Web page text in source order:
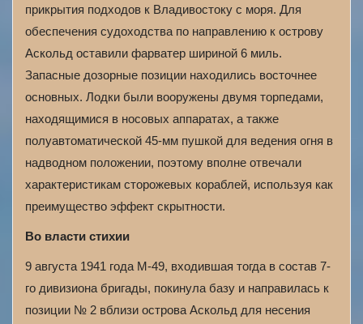
прикрытия подходов к Владивостоку с моря. Для
обеспечения судоходства по направлению к острову
Аскольд оставили фарватер шириной 6 миль.
Запасные дозорные позиции находились восточнее
основных. Лодки были вооружены двумя торпедами,
находящимися в носовых аппаратах, а также
полуавтоматической 45-мм пушкой для ведения огня в
надводном положении, поэтому вполне отвечали
характеристикам сторожевых кораблей, используя как
преимущество эффект скрытности.
Во власти стихии
9 августа 1941 года М-49, входившая тогда в состав 7-
го дивизиона бригады, покинула базу и направилась к
позиции № 2 вблизи острова Аскольд для несения